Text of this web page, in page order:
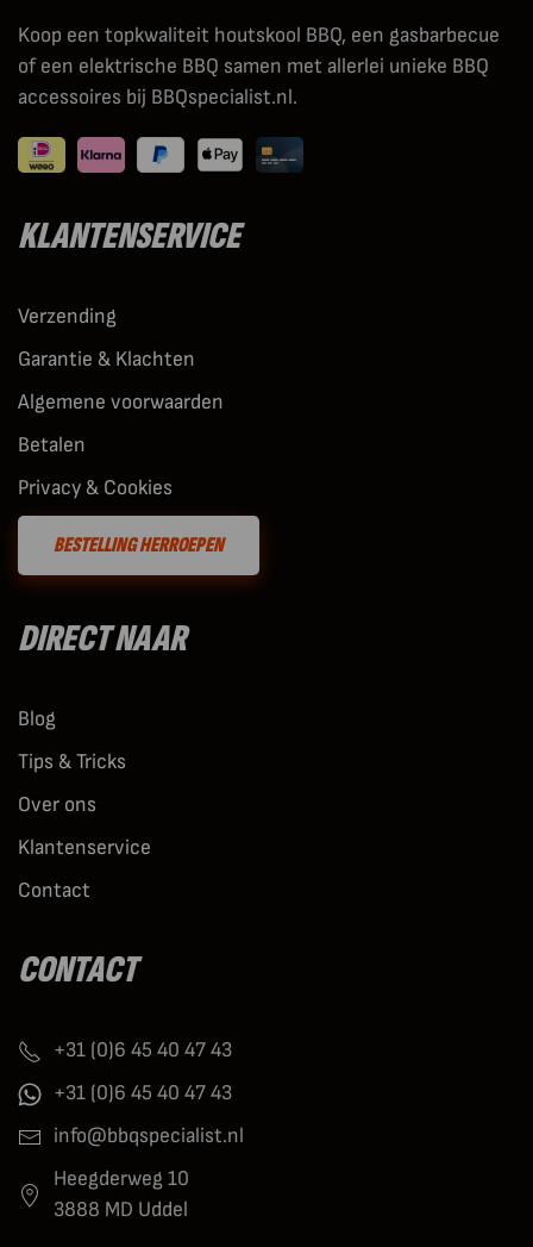
Koop een topkwaliteit houtskool BBQ, een gasbarbecue
of een elektrische BBQ samen met allerlei unieke BBQ
accessoires bij BBQspecialist.nl.
KLANTENSERVICE
Verzending
Garantie & Klachten
Algemene voorwaarden
Betalen
Privacy & Cookies
BESTELLING HERROEPEN
DIRECT NAAR
Blog
Tips & Tricks
Over ons
Klantenservice
Contact
CONTACT
+31 (0)6 45 40 47 43
+31 (0)6 45 40 47 43
info@bbqspecialist.nl
Heegderweg 10
3888 MD Uddel